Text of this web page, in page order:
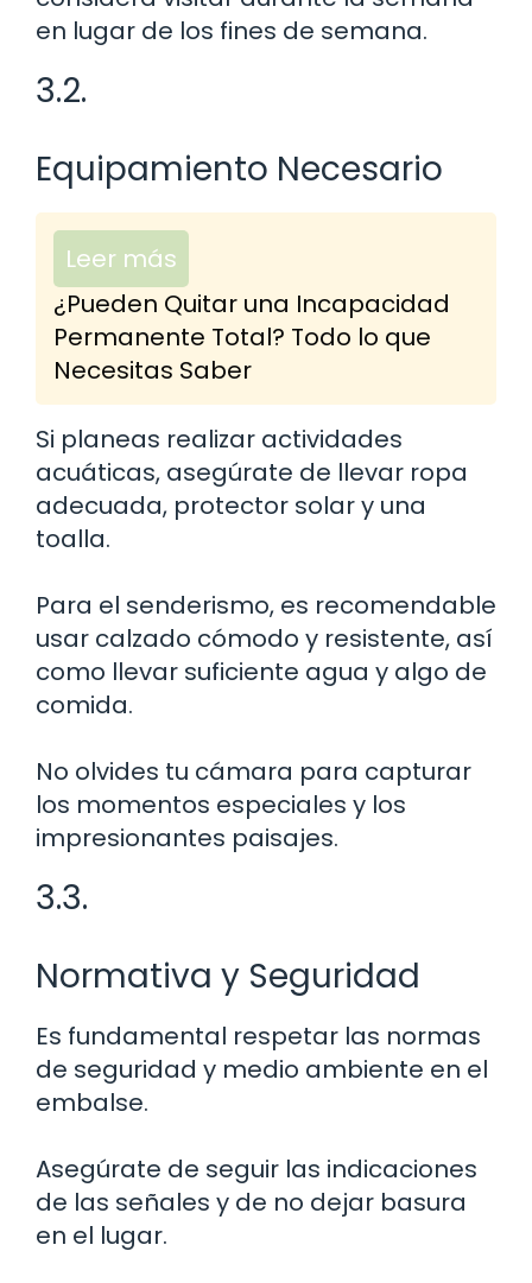
en lugar de los fines de semana.
3.2.
Equipamiento Necesario
Leer más
¿Pueden Quitar una Incapacidad
Permanente Total? Todo lo que
Necesitas Saber
Si planeas realizar actividades
acuáticas, asegúrate de llevar ropa
adecuada, protector solar y una
toalla.
Para el senderismo, es recomendable
usar calzado cómodo y resistente, así
como llevar suficiente agua y algo de
comida.
No olvides tu cámara para capturar
los momentos especiales y los
impresionantes paisajes.
3.3.
Normativa y Seguridad
Es fundamental respetar las normas
de seguridad y medio ambiente en el
embalse.
Asegúrate de seguir las indicaciones
de las señales y de no dejar basura
en el lugar.